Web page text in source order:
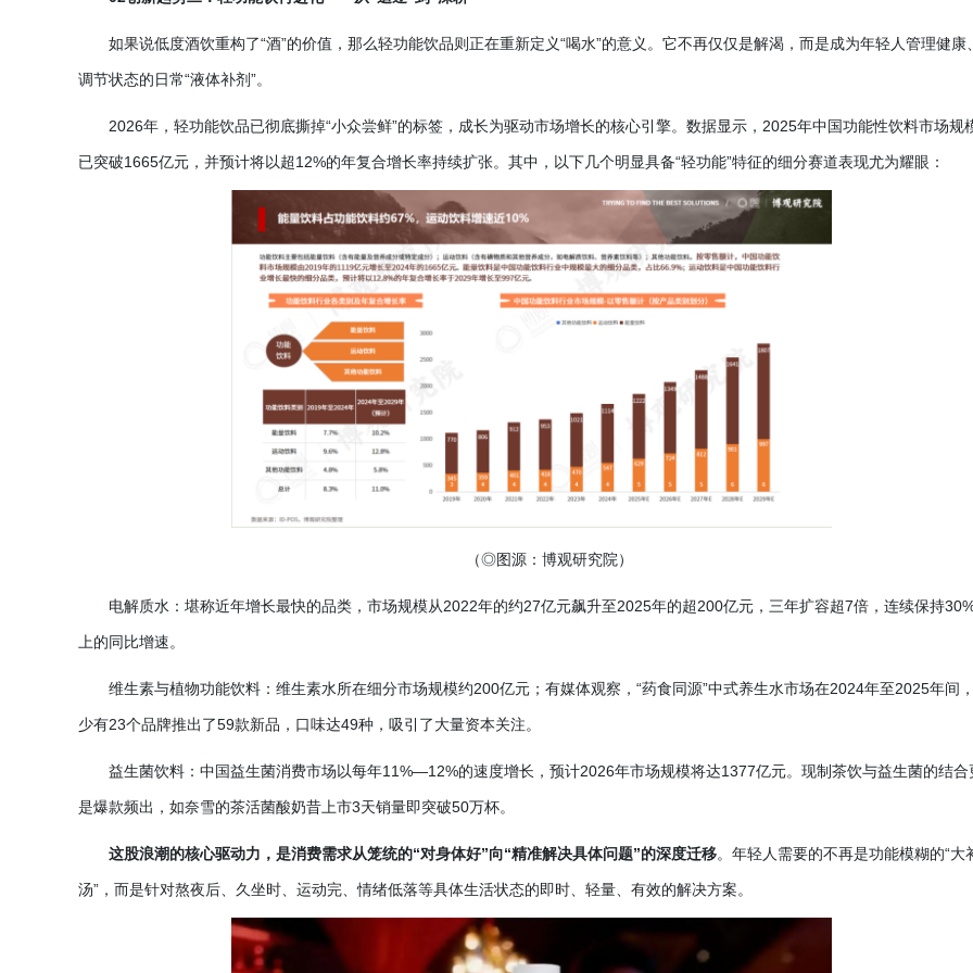
如果说低度酒饮重构了“酒”的价值，那么轻功能饮品则正在重新定义“喝水”的意义。它不再仅仅是解渴，而是成为年轻人管理健康
调节状态的日常“液体补剂”。
2026年，轻功能饮品已彻底撕掉“小众尝鲜”的标签，成长为驱动市场增长的核心引擎。数据显示，2025年中国功能性饮料市场规
已突破1665亿元，并预计将以超12%的年复合增长率持续扩张。其中，以下几个明显具备“轻功能”特征的细分赛道表现尤为耀眼：
（◎图源：博观研究院）
电解质水：堪称近年增长最快的品类，市场规模从2022年的约27亿元飙升至2025年的超200亿元，三年扩容超7倍，连续保持
上的同比增速。
维生素与植物功能饮料：维生素水所在细分市场规模约200亿元；有媒体观察，“药食同源”中式养生水市场在2024年至2025年间
少有23个品牌推出了59款新品，口味达49种，吸引了大量资本关注。
益生菌饮料：中国益生菌消费市场以每年11%—12%的速度增长，预计2026年市场规模将达1377亿元。现制茶饮与益生菌的结合
是爆款频出，如奈雪的茶活菌酸奶昔上市3天销量即突破50万杯。
这股浪潮的核心驱动力，是消费需求从笼统的“对身体好”向“精准解决具体问题”的深度迁移。年轻人需要的不再是功能模糊的“大
汤”，而是针对熬夜后、久坐时、运动完、情绪低落等具体生活状态的即时、轻量、有效的解决方案。